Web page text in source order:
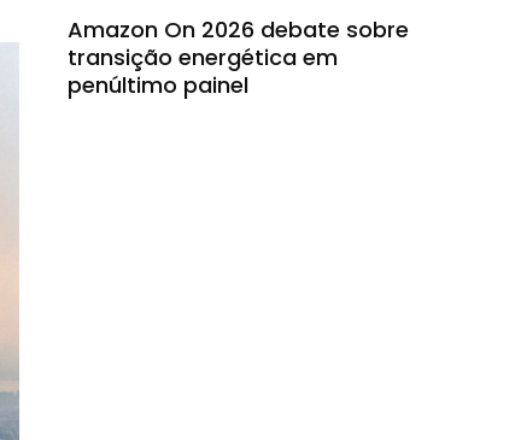
Amazon On 2026 debate sobre
transição energética em
penúltimo painel